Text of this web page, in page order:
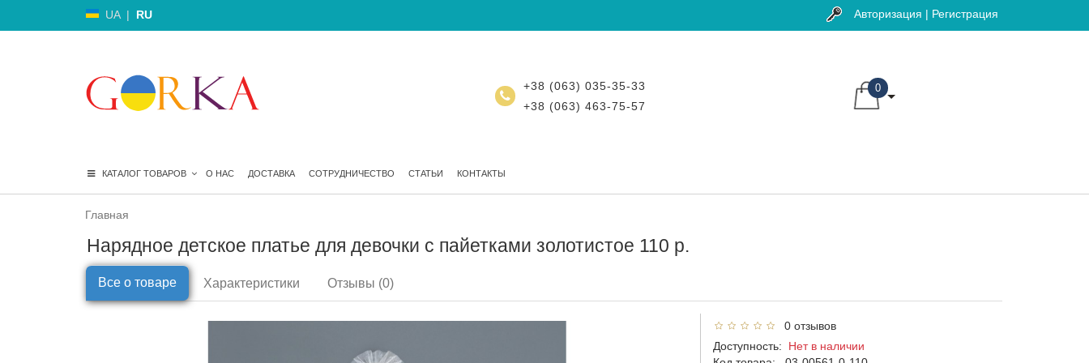
UA | RU Авторизация | Регистрация
+38 (063) 035-35-33
+38 (063) 463-75-57
0
КАТАЛОГ ТОВАРОВ О НАС ДОСТАВКА СОТРУДНИЧЕСТВО СТАТЬИ КОНТАКТЫ
Главная
Нарядное детское платье для девочки с пайетками золотистое 110 р.
Все о товаре Характеристики Отзывы (0)
0 отзывов
Доступность: Нет в наличии